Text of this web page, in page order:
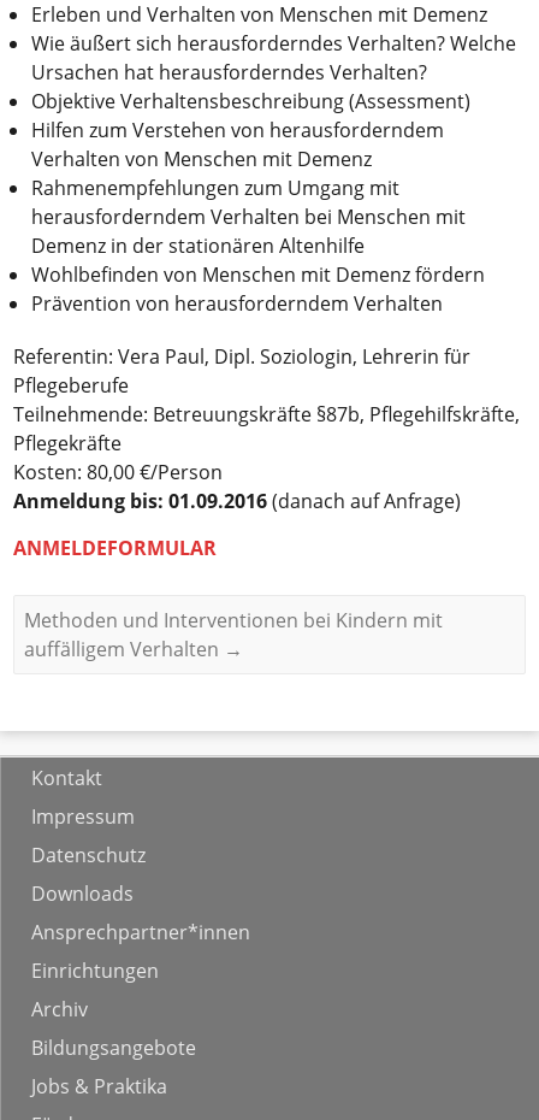
Erleben und Verhalten von Menschen mit Demenz
Wie äußert sich herausforderndes Verhalten? Welche
Ursachen hat herausforderndes Verhalten?
Objektive Verhaltensbeschreibung (Assessment)
Hilfen zum Verstehen von herausforderndem
Verhalten von Menschen mit Demenz
Rahmenempfehlungen zum Umgang mit
herausforderndem Verhalten bei Menschen mit
Demenz in der stationären Altenhilfe
Wohlbefinden von Menschen mit Demenz fördern
Prävention von herausforderndem Verhalten
Referentin: Vera Paul, Dipl. Soziologin, Lehrerin für
Pflegeberufe
Teilnehmende: Betreuungskräfte §87b, Pflegehilfskräfte,
Pflegekräfte
Kosten: 80,00 €/Person
Anmeldung bis: 01.09.2016(danach auf Anfrage)
ANMELDEFORMULAR
Methoden und Interventionen bei Kindern mit
auffälligem Verhalten →
Kontakt
Impressum
Datenschutz
Downloads
Ansprechpartner*innen
Einrichtungen
Archiv
Bildungsangebote
Jobs & Praktika